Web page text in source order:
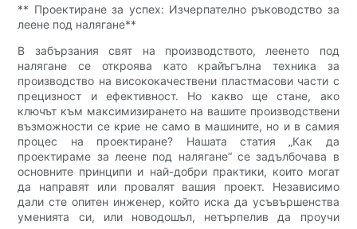
** Проектиране за успех: Изчерпателно ръководство за
леене под налягане**
В забързания свят на производството, леенето под
налягане се откроява като крайъгълна техника за
производство на висококачествени пластмасови части с
прецизност и ефективност. Но какво ще стане, ако
ключът към максимизирането на вашите производствени
възможности се крие не само в машините, но и в самия
процес на проектиране? Нашата статия „Как да
проектираме за леене под налягане“ се задълбочава в
основните принципи и най-добри практики, които могат
да направят или провалят вашия проект. Независимо
дали сте опитен инженер, който иска да усъвършенства
уменията си, или новодошъл, нетърпелив да проучи